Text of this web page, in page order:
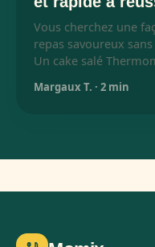
Vous cherchez une
repas savoureux
Un cake salé
Margaux T. · 2 min